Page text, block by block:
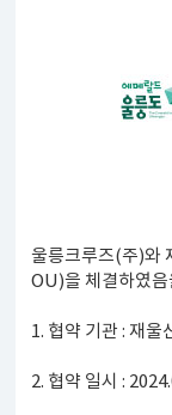
울릉크루즈(주)와
OU)을 체결하였음
1. 협약 기관 : 재울
2. 협약 일시 :